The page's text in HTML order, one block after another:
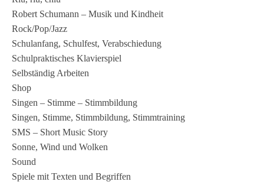
Robert Schumann – Musik und Kindheit
Rock/Pop/Jazz
Schulanfang, Schulfest, Verabschiedung
Schulpraktisches Klavierspiel
Selbständig Arbeiten
Shop
Singen – Stimme – Stimmbildung
Singen, Stimme, Stimmbildung, Stimmtraining
SMS – Short Music Story
Sonne, Wind und Wolken
Sound
Spiele mit Texten und Begriffen